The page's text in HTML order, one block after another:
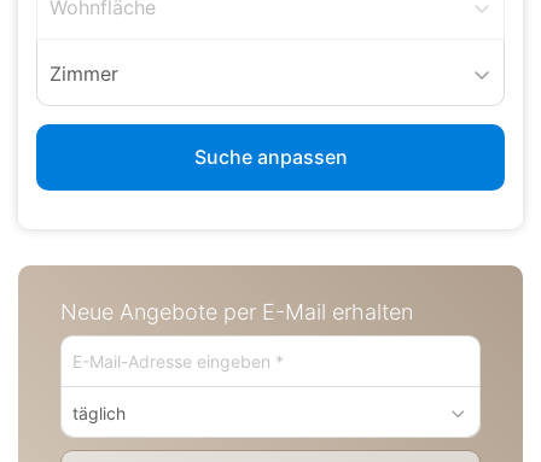
Wohnfläche
Zimmer
Suche anpassen
Neue Angebote per E-Mail erhalten
täglich